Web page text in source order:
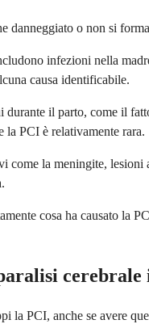
o non si
infezioni nella
causa identificabile.
il parto, come il
la PCI è relativamente rara.
la meningite,
cosa ha causato la
cerebrale
la PCI, anche se avere